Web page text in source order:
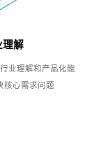
理解
业理解和产品化能
核心需求问题